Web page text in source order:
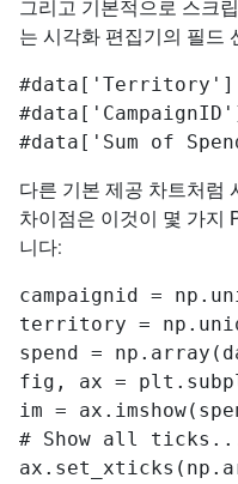
그리고 기본적으로 스크
는 시각화 편집기의 필드
#data['Territory']
#data['Sum of
다른 기본 제공 차트처럼
차이점은 이것이 몇 가지
니다:
campaignid =
territory =
spend =
fig, ax =
im =
# Show all